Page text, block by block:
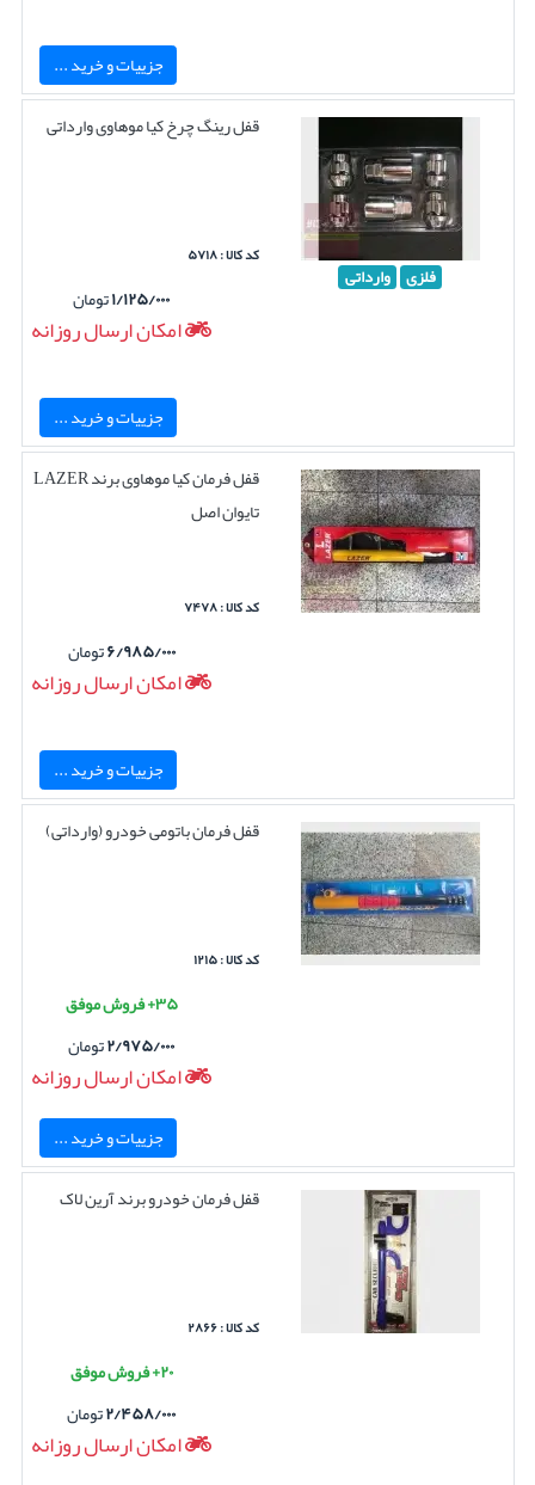
جزییات و خرید ...
فلزی وارداتی
قفل رینگ چرخ کیا موهاوی وارداتی
کد کالا : ۵۷۱۸
۱/۱۲۵/۰۰۰تومان
امکان ارسال روزانه
جزییات و خرید ...
قفل فرمان کیا موهاوی برند LAZER
تایوان اصل
کد کالا : ۷۴۷۸
۶/۹۸۵/۰۰۰تومان
امکان ارسال روزانه
جزییات و خرید ...
قفل فرمان باتومی خودرو (وارداتی)
کد کالا : ۱۲۱۵
۳۵+ فروش موفق
۲/۹۷۵/۰۰۰تومان
امکان ارسال روزانه
جزییات و خرید ...
قفل فرمان خودرو برند آرین لاک
کد کالا : ۲۸۶۶
۲۰+ فروش موفق
۲/۴۵۸/۰۰۰تومان
امکان ارسال روزانه